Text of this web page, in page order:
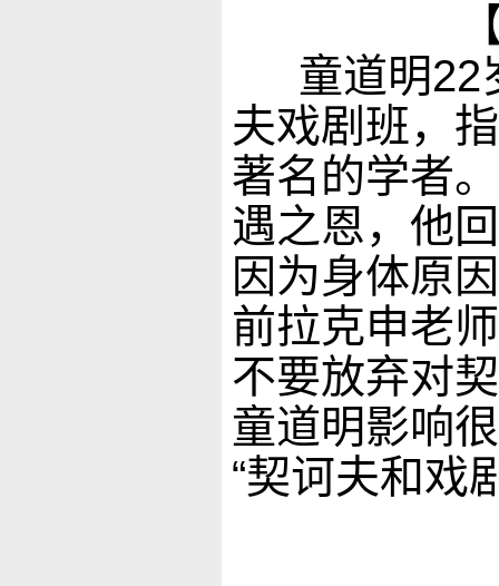
童道明22
夫戏剧班，
著名的学者
遇之恩，他
因为身体原
前拉克申老
不要放弃对
童道明影响
“契诃夫和戏